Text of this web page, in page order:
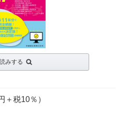
みする
＋税10％）